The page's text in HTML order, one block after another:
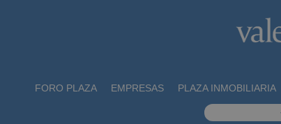
FORO PLAZA EMPRESAS PLAZA INMOBILIARIA